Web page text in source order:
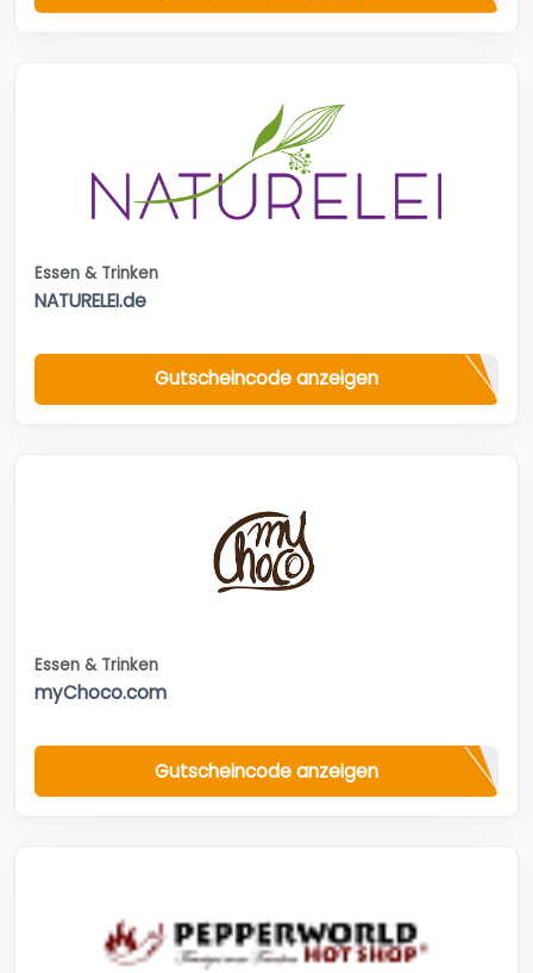
Essen & Trinken
NATURELEI.de
Gutscheincode anzeigen
Essen & Trinken
myChoco.com
Gutscheincode anzeigen